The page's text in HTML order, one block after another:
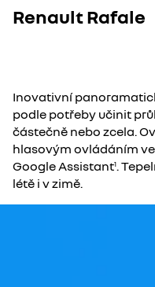
Renault Rafale
Inovativní
podle potřeby učinit
částečně nebo zcela.
hlasovým ovládáním
Google Assistant1.
létě i v zimě.